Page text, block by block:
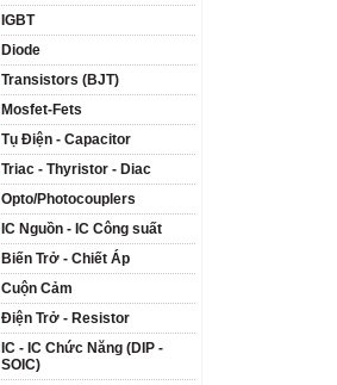
IGBT
Diode
Transistors (BJT)
Mosfet-Fets
Tụ Điện - Capacitor
Triac - Thyristor - Diac
Opto/Photocouplers
IC Nguồn - IC Công suất
Biến Trở - Chiết Áp
Cuộn Cảm
Điện Trở - Resistor
IC - IC Chức Năng (DIP -
SOIC)